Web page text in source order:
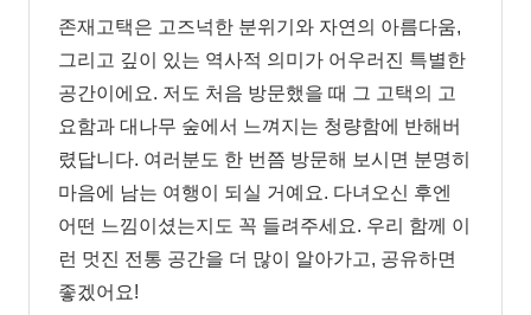
존재고택은 고즈넉한 분위기와 자연의 아름다움,
그리고 깊이 있는 역사적 의미가 어우러진 특별한
공간이에요. 저도 처음 방문했을 때 그 고택의 고
요함과 대나무 숲에서 느껴지는 청량함에 반해버
렸답니다. 여러분도 한 번쯤 방문해 보시면 분명히
마음에 남는 여행이 되실 거예요. 다녀오신 후엔
어떤 느낌이셨는지도 꼭 들려주세요. 우리 함께 이
런 멋진 전통 공간을 더 많이 알아가고, 공유하면
좋겠어요!